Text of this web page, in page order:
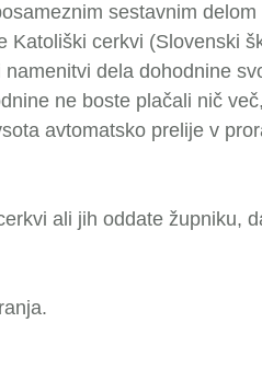
sestavnim
cerkvi (Slovenski
dela dohodnine
ne boste plačali nič
avtomatsko prelije v
ali jih oddate župniku,